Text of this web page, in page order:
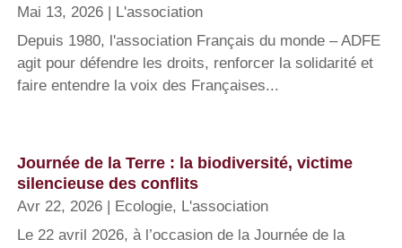
Mai 13, 2026
L'association
Depuis 1980, l'association Français du monde – ADFE
agit pour défendre les droits, renforcer la solidarité et
faire entendre la voix des Françaises...
Journée de la Terre : la biodiversité, victime
silencieuse des conflits
Avr 22, 2026 Ecologie, L'association
Le 22 avril 2026, à l’occasion de la Journée de la